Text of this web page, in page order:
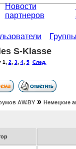
Новости
партнеров
S-Klasse
1 2 3, 4, 5 След.
АW.BY » Немецкие